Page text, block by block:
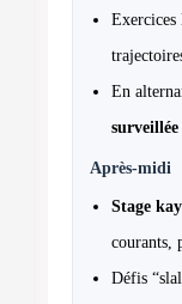
Exercices
En
surveillée
Après-midi
Stage
courants,
Défis